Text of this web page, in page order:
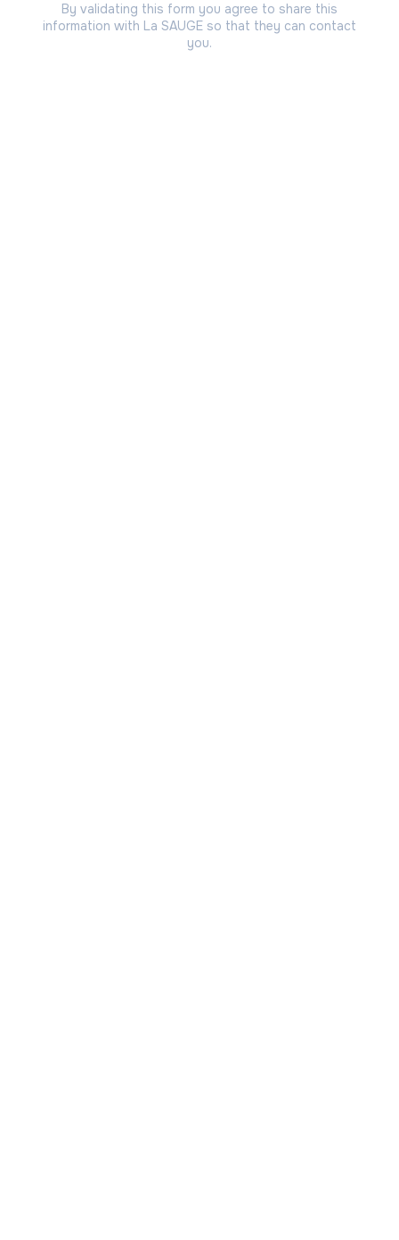
By validating this form you agree to share this
information with La SAUGE so that they can contact
you.